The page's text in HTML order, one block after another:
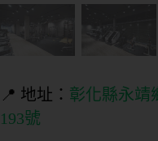
📍 地址： 彰化縣永靖
193號